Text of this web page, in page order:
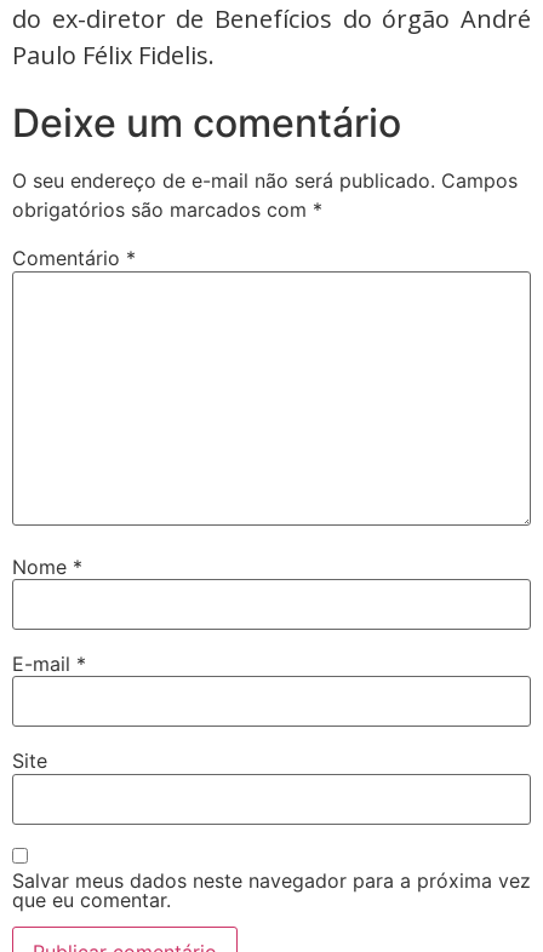
do ex-diretor de Benefícios do órgão André
Paulo Félix Fidelis.
Deixe um comentário
O seu endereço de e-mail não será publicado. Campos
obrigatórios são marcados com *
Comentário *
Nome *
E-mail *
Site
Salvar meus dados neste navegador para a próxima vez
que eu comentar.